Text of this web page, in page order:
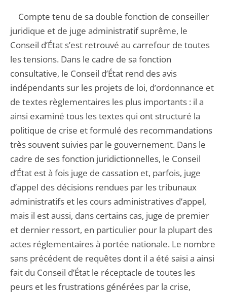
Compte tenu de sa double fonction de conseiller
juridique et de juge administratif suprême, le
Conseil d’État s’est retrouvé au carrefour de toutes
les tensions. Dans le cadre de sa fonction
consultative, le Conseil d’État rend des avis
indépendants sur les projets de loi, d’ordonnance et
de textes règlementaires les plus importants : il a
ainsi examiné tous les textes qui ont structuré la
politique de crise et formulé des recommandations
très souvent suivies par le gouvernement. Dans le
cadre de ses fonction juridictionnelles, le Conseil
d’État est à fois juge de cassation et, parfois, juge
d’appel des décisions rendues par les tribunaux
administratifs et les cours administratives d’appel,
mais il est aussi, dans certains cas, juge de premier
et dernier ressort, en particulier pour la plupart des
actes réglementaires à portée nationale. Le nombre
sans précédent de requêtes dont il a été saisi a ainsi
fait du Conseil d’État le réceptacle de toutes les
peurs et les frustrations générées par la crise,